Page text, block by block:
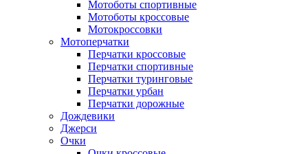
Мотоботы спортивные
Мотоботы кроссовые
Мотокроссовки
Мотоперчатки
Перчатки кроссовые
Перчатки спортивные
Перчатки туринговые
Перчатки урбан
Перчатки дорожные
Дождевики
Джерси
Очки